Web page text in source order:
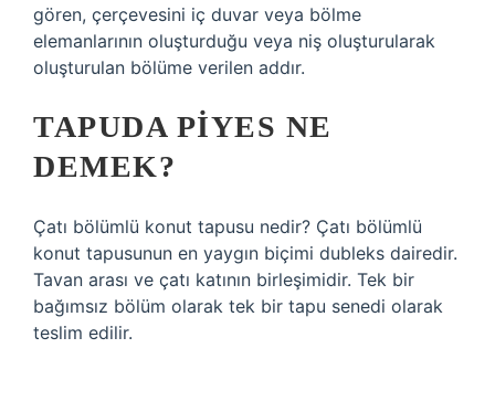
gören, çerçevesini iç duvar veya bölme
elemanlarının oluşturduğu veya niş oluşturularak
oluşturulan bölüme verilen addır.
TAPUDA PIYES NE
DEMEK?
Çatı bölümlü konut tapusu nedir? Çatı bölümlü
konut tapusunun en yaygın biçimi dubleks dairedir.
Tavan arası ve çatı katının birleşimidir. Tek bir
bağımsız bölüm olarak tek bir tapu senedi olarak
teslim edilir.